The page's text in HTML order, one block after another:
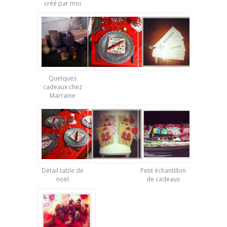
créé par moi
Quelques
cadeaux chez
Marraine
Détail table de
noël
Petit échantillon
de cadeaux